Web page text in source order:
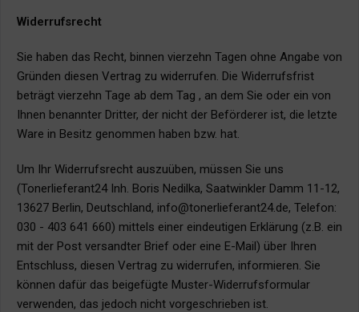
Widerrufsrecht
Sie haben das Recht, binnen vierzehn Tagen ohne Angabe von
Gründen diesen Vertrag zu widerrufen. Die Widerrufsfrist
beträgt vierzehn Tage ab dem Tag , an dem Sie oder ein von
Ihnen benannter Dritter, der nicht der Beförderer ist, die letzte
Ware in Besitz genommen haben bzw. hat.
Um Ihr Widerrufsrecht auszuüben, müssen Sie uns
(Tonerlieferant24 Inh. Boris Nedilka, Saatwinkler Damm 11-12,
13627 Berlin, Deutschland, info@tonerlieferant24.de, Telefon:
030 - 403 641 660) mittels einer eindeutigen Erklärung (z.B. ein
mit der Post versandter Brief oder eine E-Mail) über Ihren
Entschluss, diesen Vertrag zu widerrufen, informieren. Sie
können dafür das beigefügte Muster-Widerrufsformular
verwenden, das jedoch nicht vorgeschrieben ist.